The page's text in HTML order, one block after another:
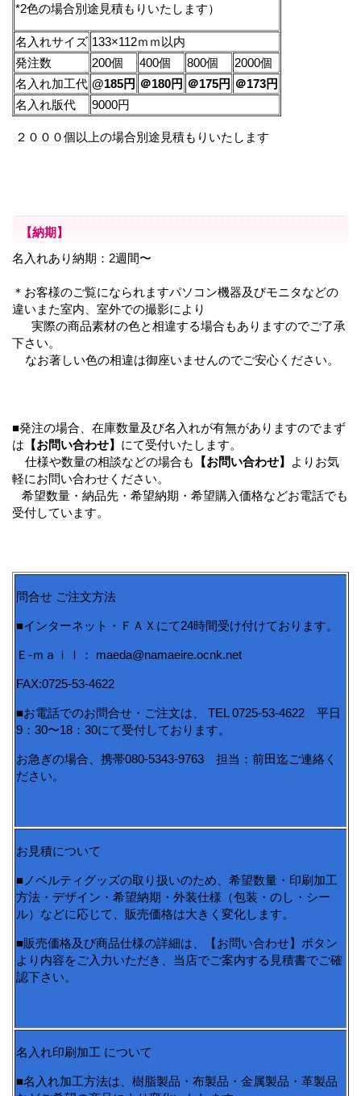
*2色の場合別途見積もりいたします）
名入れサイズ 133×112ｍｍ以内
発注数
200個 400個 800個
2000個
名入れ加工代 @185円 ＠180円 ＠175円 ＠173円
名入れ版代
9000円
２０００個以上の場合別途見積もりいたします
【納期】
名入れあり納期：2週間〜
＊お客様のご覧になられますパソコン機器及びモニタなどの
違いまた室内、室外での撮影により
実際の商品素材の色と相違する場合もありますのでご了承
下さい。
なお著しい色の相違は御座いませんのでご安心ください。
■発注の場合、在庫数量及び名入れが有無がありますのでまず
は 【お問い合わせ】 にて受付いたします。
仕様や数量の相談などの場合も
【お問い合わせ】
よりお気
軽にお問い合わせください。
希望数量・納品先・希望納期・希望購入価格などお電話でも
受付しています。
問合せ ご注文方法
■インターネット・ＦＡＸにて24時間受け付けております。
Ｅ-ｍａｉｌ： maeda@namaeire.ocnk.net
FAX:0725-53-4622
■お電話でのお問合せ・ご注文は、 TEL 0725-53-4622 平日
9：30〜18：30にて受付しております。
お急ぎの場合、携帯080-5343-9763 担当：前田迄ご連絡く
ださい。
お見積について
■ノベルティグッズの取り扱いのため、希望数量・印刷加工
方法・デザイン・希望納期・外装仕様（包装・のし・シー
ル）などに応じて、販売価格は大きく変化します。
■販売価格及び商品仕様の詳細は、【お問い合わせ】ボタン
より内容をご入力いただき、当店でご案内する見積書でご確
認下さい。
名入れ印刷加工 について
■名入れ加工方法は、樹脂製品・布製品・金属製品・革製品